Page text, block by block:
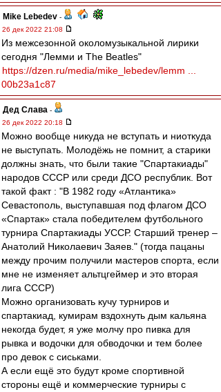
Mike Lebedev -
26 дек 2022 21:08
Из межсезонной околомузыкальной лирики
сегодня "Лемми и The Beatles"
https://dzen.ru/media/mike_lebedev/lemm ...
00b23a1c87
Дед Слава -
26 дек 2022 20:18
Можно вообще никуда не вступать и ниоткуда
не выступать. Молодёжь не помнит, а старики
должны знать, что были такие "Спартакиады"
народов СССР или среди ДСО республик. Вот
такой факт : "В 1982 году «Атлантика»
Севастополь, выступавшая под флагом ДСО
«Спартак» стала победителем футбольного
турнира Спартакиады УССР. Старший тренер –
Анатолий Николаевич Заяев." (тогда пацаны
между прочим получили мастеров спорта, если
мне не изменяет альтцгеймер и это вторая
лига СССР)
Можно организовать кучу турниров и
спартакиад, кумирам вздохнуть дым кальяна
некогда будет, я уже молчу про пивка для
рывка и водочки для обводочки и тем более
про девок с сиськами.
А если ещё это будут кроме спортивной
стороны ещё и коммерческие турниры с